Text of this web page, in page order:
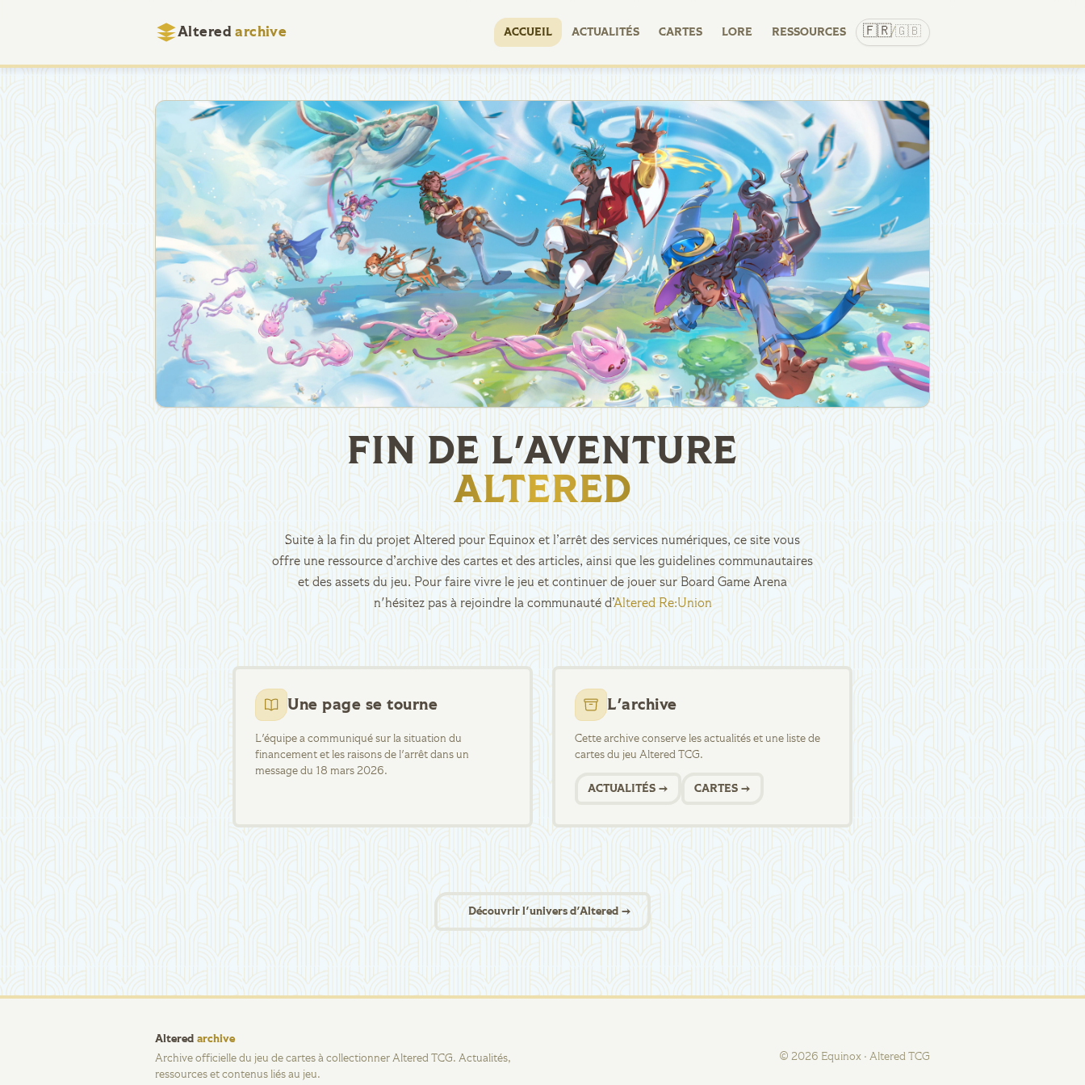
Altered archive ACCUEIL ACTUALITÉS CARTES LORE RESSOURCES 🇫🇷/🇬🇧
FIN DE L'AVENTURE
ALTERED
Suite à la fin du projet Altered pour Equinox et l’arrêt des services numériques, ce site vous
offre une ressource d’archive des cartes et des articles, ainsi que les guidelines communautaires
et des assets du jeu. Pour faire vivre le jeu et continuer de jouer sur Board Game Arena
n'hésitez pas à rejoindre la communauté d’Altered Re:Union
Une page se tourne
L'équipe a communiqué sur la situation du
financement et les raisons de l'arrêt dans un
message du 18 mars 2026.
L'archive
Cette archive conserve les actualités et une liste de
cartes du jeu Altered TCG.
ACTUALITÉS → CARTES →
Découvrir l'univers d'Altered →
Altered archive
Archive officielle du jeu de cartes à collectionner Altered TCG. Actualités,
ressources et contenus liés au jeu.
© 2026 Equinox · Altered TCG